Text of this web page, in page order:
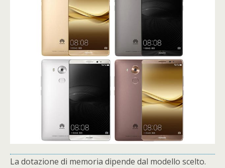
La dotazione di memoria dipende dal modello scelto.